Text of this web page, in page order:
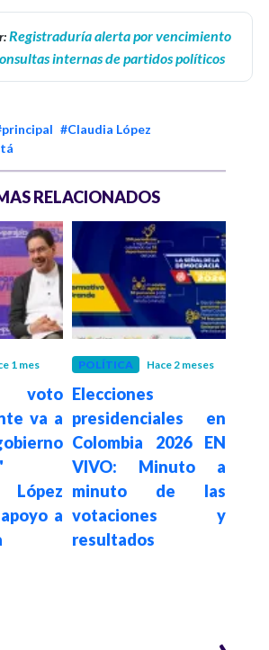
Registraduría alerta por vencimiento
internas de partidos políticos
#Claudia López
RELACIONADOS
1 mes
voto
va a
a
POLÍTICA Hace 2 meses
Elecciones
presidenciales en
Colombia 2026 EN
VIVO: Minuto a
minuto de las
votaciones y
resultados